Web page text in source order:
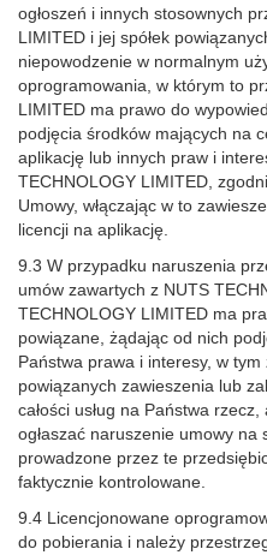
ogłoszeń i innych stosownych
LIMITED i jej spółek
niepowodzenie w normalnym
oprogramowania, w którym to
LIMITED ma prawo do
podjęcia środków mających na
aplikację lub innych praw i
TECHNOLOGY LIMITED,
Umowy, włączając w to
licencji na aplikację.
9.3 W przypadku naruszenia
umów zawartych z NUTS
TECHNOLOGY LIMITED ma
powiązane, żądając od nich
Państwa prawa i interesy, w
powiązanych zawieszenia lub
całości usług na Państwa
ogłaszać naruszenie umowy
prowadzone przez te
faktycznie kontrolowane.
9.4 Licencjonowane
do pobierania i należy